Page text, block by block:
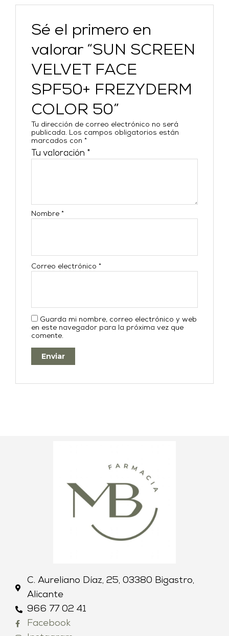
Sé el primero en
valorar “SUN SCREEN
VELVET FACE
SPF50+ FREZYDERM
COLOR 50”
Tu dirección de correo electrónico no será
publicada. Los campos obligatorios están
marcados con*
Tu valoración *
Nombre*
Correo electrónico*
Guarda mi nombre, correo electrónico y web
en este navegador para la próxima vez que
comente.
C. Aureliano Díaz, 25, 03380 Bigastro,
Alicante
966 77 02 41
Facebook